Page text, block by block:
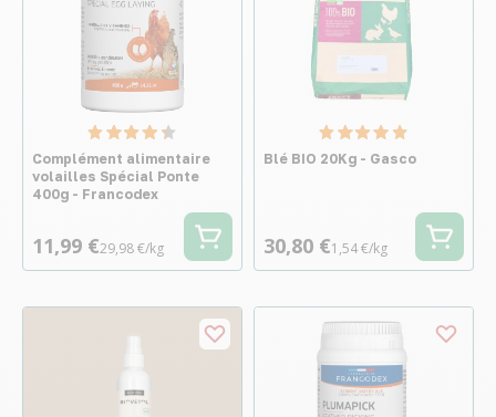
Complément alimentaire
volailles Spécial Ponte
400g - Francodex
11,99 €29,98 €/kg
Blé BIO 20Kg - Gasco
30,80 €1,54 €/kg